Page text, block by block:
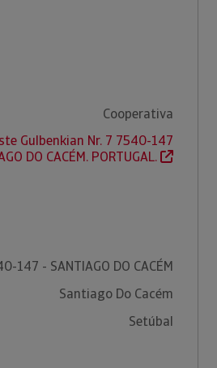
Cooperativa
Gulbenkian Nr. 7 7540-147
DO CACÉM. PORTUGAL.
147 - SANTIAGO DO CACÉM
Santiago Do Cacém
Setúbal